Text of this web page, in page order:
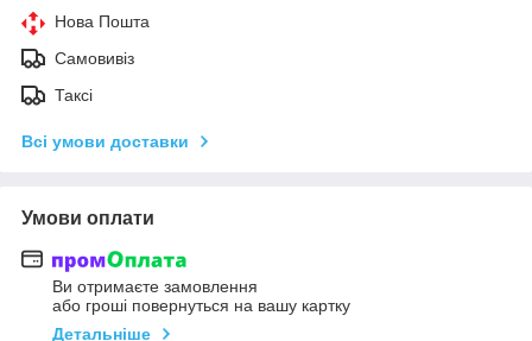
Нова Пошта
Самовивіз
Таксі
Всі умови доставки
Умови оплати
Ви отримаєте замовлення
або гроші повернуться на вашу картку
Детальніше